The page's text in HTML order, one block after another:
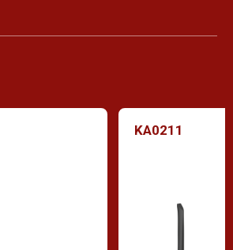
KA0211